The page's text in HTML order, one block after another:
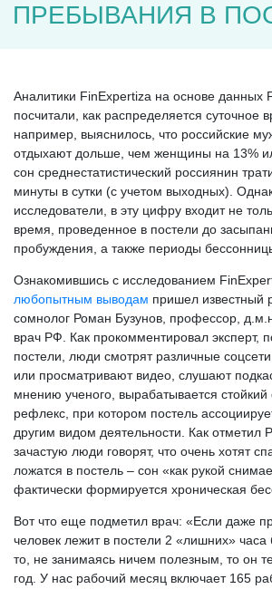
ПРЕБЫВАНИЯ В
Аналитики FinExpertiza на основе данных
посчитали, как распределяется суточное
например, выяснилось, что российские
отдыхают дольше, чем женщины на 13%
сон среднестатистический россиянин
минуты в сутки (с учетом выходных).
исследователи, в эту цифру входит не
время, проведенное в постели до
пробуждения, а также периоды
Ознакомившись с исследованием
любопытным выводам пришел известный
сомнолог Роман Бузунов, профессор,
врач РФ. Как прокомментировал эксперт,
постели, люди смотрят различные
или просматривают видео, слушают
мнению ученого, вырабатывается стойкий
рефлекс, при котором постель
другим видом деятельности. Как отметил
зачастую люди говорят, что очень хотят
ложатся в постель – сон «как рукой
фактически формируется хроническая
Вот что еще подметил врач: «Если даже
человек лежит в постели 2 «лишних»
то, не занимаясь ничем полезным, то он
год. У нас рабочий месяц включает 165